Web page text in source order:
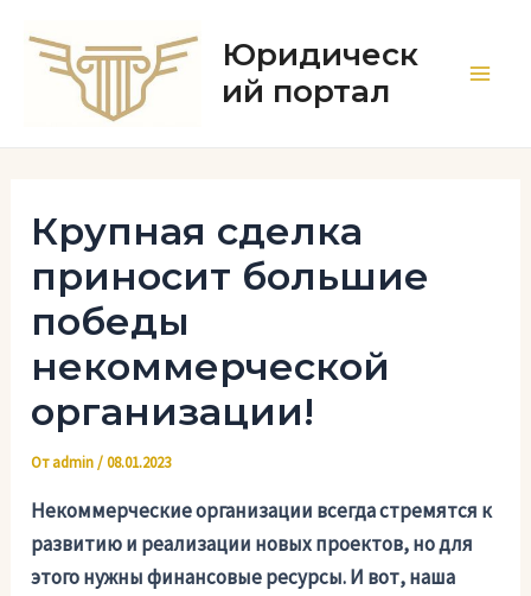
содержимому
Юридическ
ий портал
Крупная сделка
приносит большие
победы
некоммерческой
организации!
Отadmin/08.01.2023
Некоммерческие организации всегда стремятся к
развитию и реализации новых проектов, но для
этого нужны финансовые ресурсы. И вот, наша